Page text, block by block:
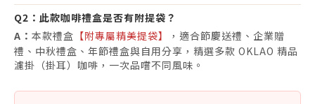
Q2： 此款咖啡禮盒是否有附提袋？
A： 本款禮盒 【附專屬精美提袋】
，適合節慶送禮、企業贈
禮、中秋禮盒、年節禮盒與自用分享，精選多款 OKLAO 精品
濾掛（掛耳）咖啡，一次品嚐不同風味。